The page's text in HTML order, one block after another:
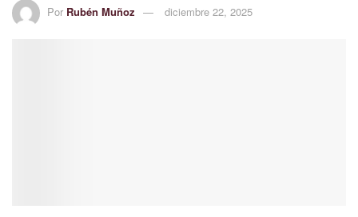
Por Rubén Muñoz diciembre 22, 2025